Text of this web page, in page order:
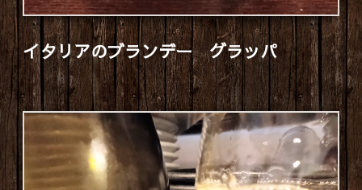
イタリアのブランデー グラッパ